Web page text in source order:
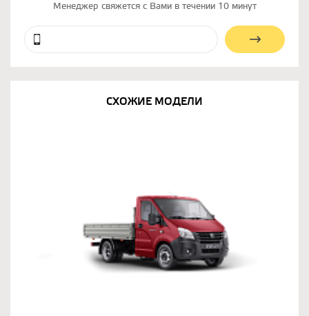
Менеджер свяжется с Вами в течении 10 минут
СХОЖИЕ МОДЕЛИ